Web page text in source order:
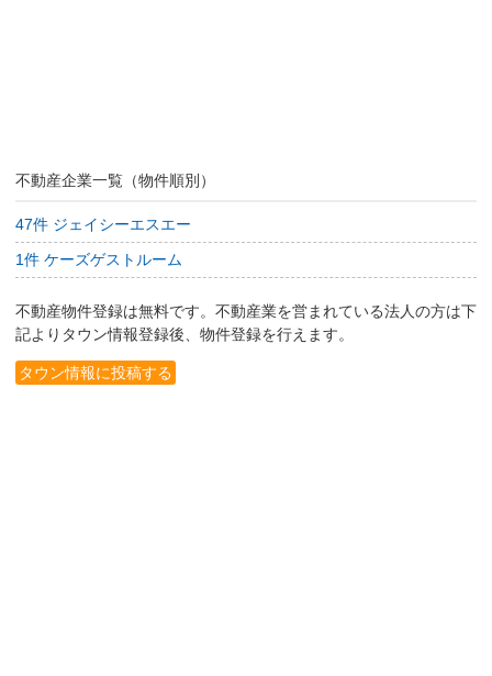
不動産企業一覧（物件順別）
47件 ジェイシーエスエー
1件 ケーズゲストルーム
不動産物件登録は無料です。不動産業を営まれている法人の方は下
記よりタウン情報登録後、物件登録を行えます。
タウン情報に投稿する